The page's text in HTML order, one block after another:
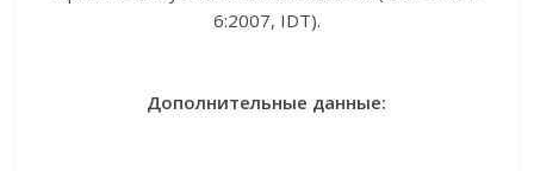
6:2007, IDT).
Дополнительные данные: